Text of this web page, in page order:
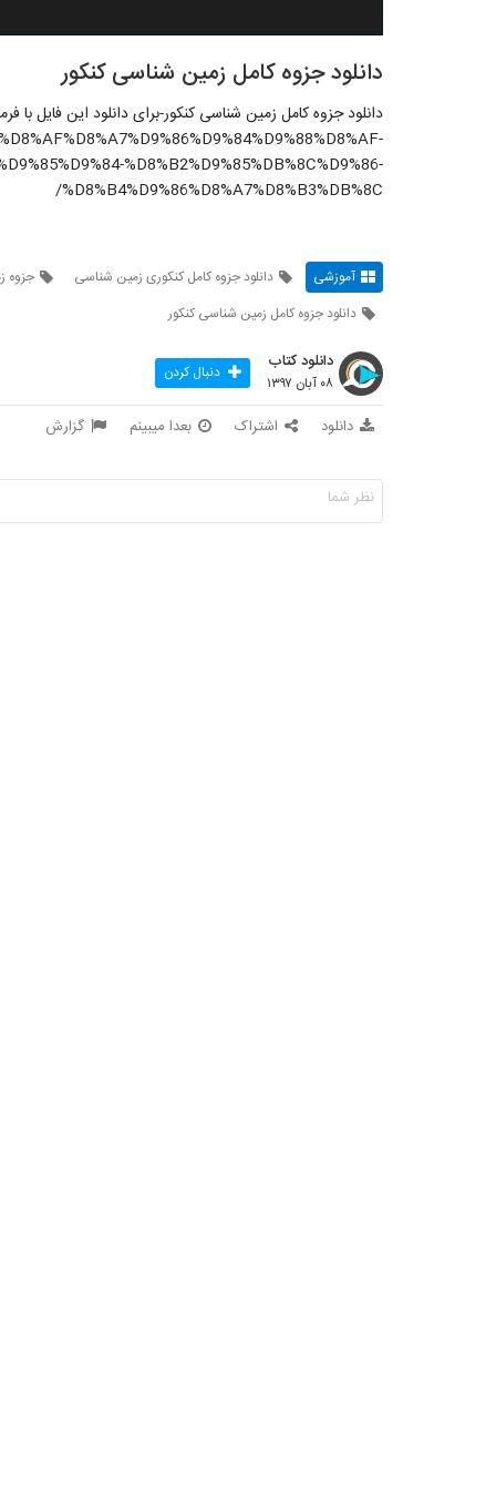
دانلود جزوه کامل زمین شناسی کنکور
دانلود جزوه کامل زمین شناسی کنکور-برای دانلود این فایل
%D8%B2%D9%85%DB%8C%D9%86-
%D8%B4%D9%86%D8%A7%D8%B3%DB%8C/
آموزشی دانلود جزوه کامل کنکوری زمین شناسی
جزوه
دانلود جزوه کامل زمین شناسی کنکور
دانلود کتاب
۰۸ آبان ۱۳۹۷ دنبال کردن
دانلود اشتراک بعدا میبینم گزارش